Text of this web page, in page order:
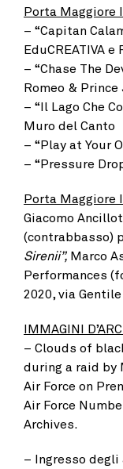
Porta Maggiore I
– “Capitan
EduCREATIVA
– “Chase The
Romeo &
– “Il Lago Che
Muro del Canto
– “Play at Your
– “Pressure
Porta Maggiore
Giacomo
(contrabbasso)
Sirenii”, Marco
Performances
2020, via
IMMAGINI
– Clouds of
during a raid by
Air Force on
Air Force
Archives.
– Ingresso